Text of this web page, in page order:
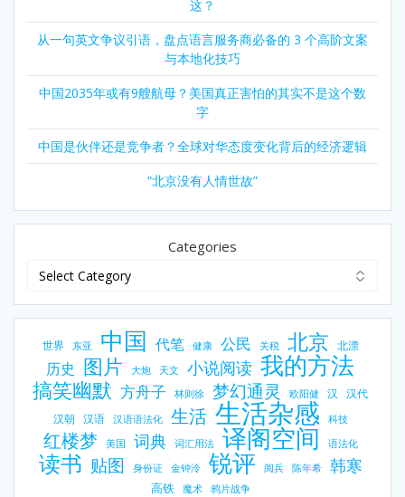
这？
从一句英文争议引语，盘点语言服务商必备的 3 个高阶文案
与本地化技巧
中国2035年或有9艘航母？美国真正害怕的其实不是这个数
字
中国是伙伴还是竞争者？全球对华态度变化背后的经济逻辑
“北京没有人情世故”
Categories
世界 东亚 中国 代笔 健康 公民 关税 北京 北漂
历史 图片 大炮 天文 小说阅读 我的方法
搞笑幽默 方舟子 林则徐 梦幻通灵 欧阳健 汉 汉代
汉朝 汉语 汉语语法化 生活 生活杂感 科技
红楼梦 美国 词典 词汇用法 译阁空间 语法化
读书 贴图 身份证 金钟泠 锐评 阅兵 陈年希 韩寒
高铁 魔术 鸦片战争